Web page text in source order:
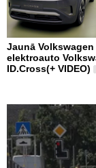
Jaunā
elektroauto
ID.Cross(+ VIDEO)